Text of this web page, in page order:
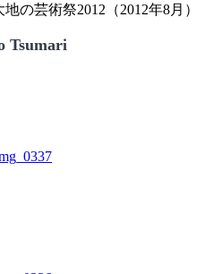
地の芸術祭2012（2012年8月）
Tsumari